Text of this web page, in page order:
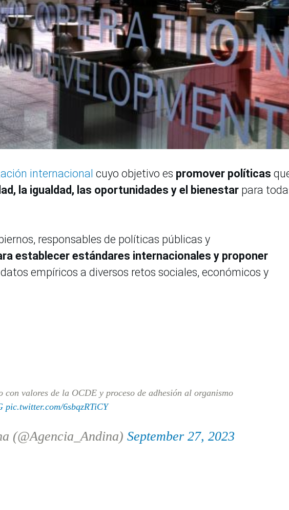
internacional cuyo objetivo es promover políticas
la igualdad, las oportunidades y el bienestar para
responsables de políticas públicas y
establecer estándares internacionales y proponer
empíricos a diversos retos sociales, económicos y
valores de la OCDE y proceso de adhesión al organismo
pic.twitter.com/6sbqzRTiCY
(@Agencia_Andina) September 27, 2023